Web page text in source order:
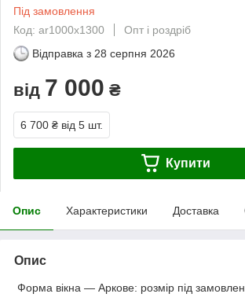
Під замовлення
Код: ar1000х1300
Опт і роздріб
Відправка з 28 серпня 2026
від 7 000 ₴
6 700 ₴ від 5 шт.
Купити
Опис Характеристики Доставка
Опис
Форма вікна — Аркове: розмір під